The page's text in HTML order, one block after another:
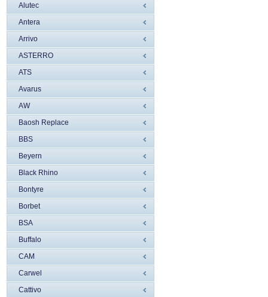
Alutec
Antera
Arrivo
ASTERRO
ATS
Avarus
AW
Baosh Replace
BBS
Beyern
Black Rhino
Bontyre
Borbet
BSA
Buffalo
CAM
Carwel
Cattivo